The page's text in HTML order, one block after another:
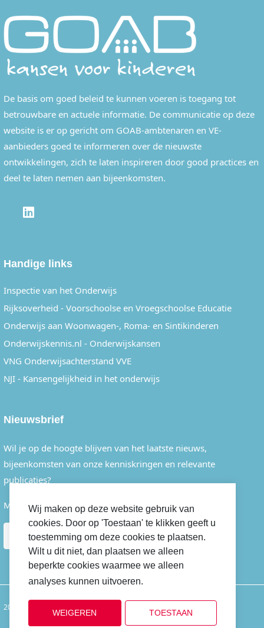
Wij maken op deze website gebruik van
cookies. Door op 'Toestaan' te klikken geeft u
toestemming om deze cookies te plaatsen.
Wilt u dit niet, dan plaatsen we alleen
beperkte cookies waarmee we alleen
analyses kunnen uitvoeren.
WEIGEREN TOESTAAN
De basis om goed beleid te kunnen voeren is toegang tot
betrouwbare en actuele informatie. De communicatie op deze
website is er op gericht om GOAB-ambtenaren en VE-
aanbieders goed te informeren over de nieuwste
ontwikkelingen, zich te laten inspireren door good practices en
deel te laten nemen aan bijeenkomsten.
Handige links
Inspectie van het Onderwijs
Rijksoverheid - Voorschoolse en Vroegschoolse Educatie
Onderwijs aan Woonwagen-, Roma- en Sintikinderen
Onderwijskennis.nl - Onderwijskansen
VNG Onderwijsachterstand VVE
NJI - Kansengelijkheid in het onderwijs
Nieuwsbrief
Wil je op de hoogte blijven van het laatste nieuws,
bijeenkomsten van onze kenniskringen en relevante
publicaties?
Meld je dan eenvoudig aan voor onze nieuwsbrief.
AANMELDEN
2022 © GOAB